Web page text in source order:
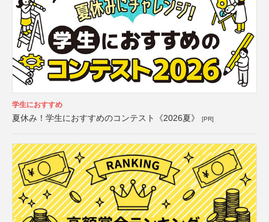
学生におすすめ
夏休み！学生におすすめのコンテスト《2026夏》 [PR]